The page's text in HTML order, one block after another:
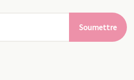
Soumettre